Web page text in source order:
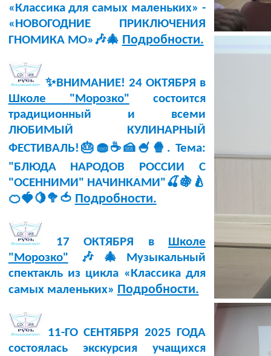
«Классика для самых маленьких» -
«НОВОГОДНИЕ ПРИКЛЮЧЕНИЯ
ГНОМИКА МО»🎶🎄 Подробности.
✨ВНИМАНИЕ! 24 ОКТЯБРЯ в
Школе "Морозко" состоится
традиционный и всеми
ЛЮБИМЫЙ КУЛИНАРНЫЙ
ФЕСТИВАЛЬ!🎂🧁☕🍰🍧🍿. Тема:
"БЛЮДА НАРОДОВ РОССИИ С
"ОСЕННИМИ" НАЧИНКАМИ"🍒🍇🍐
🍊🍓🍋🥦🍅 Подробности.
17 ОКТЯБРЯ в Школе
"Морозко" 🎶🎄Музыкальный
спектакль из цикла «Классика для
самых маленьких» Подробности.
11-ГО СЕНТЯБРЯ 2025 ГОДА
состоялась экскурсия учащихся